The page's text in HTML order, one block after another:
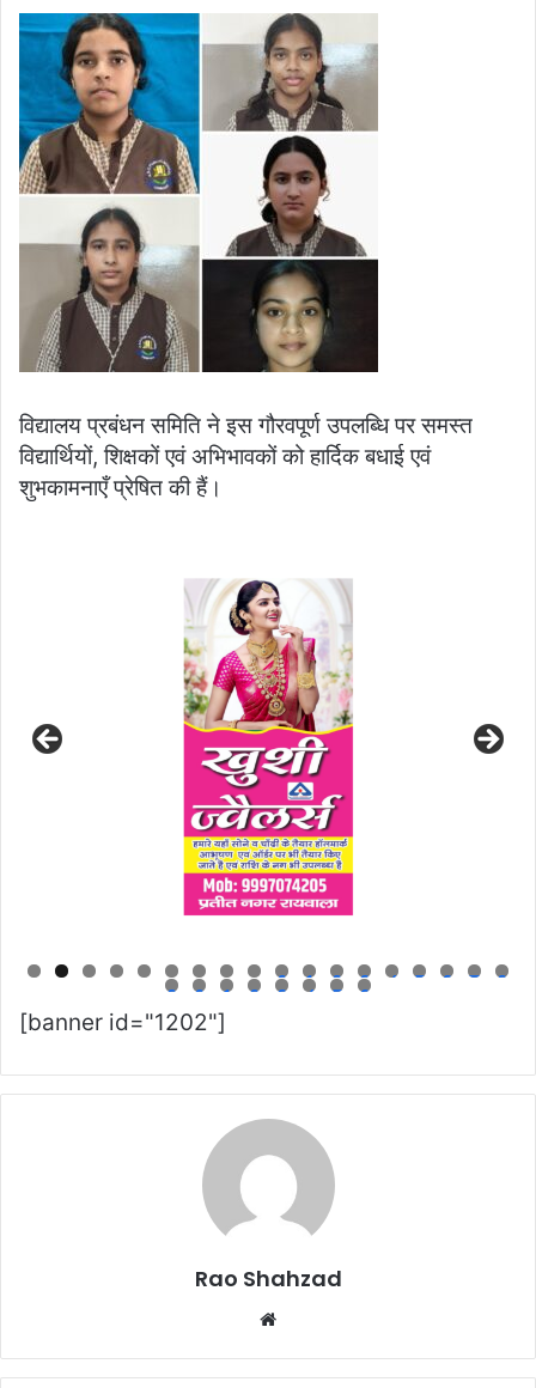
विद्यालय प्रबंधन समिति ने इस गौरवपूर्ण उपलब्धि पर समस्त
विद्यार्थियों, शिक्षकों एवं अभिभावकों को हार्दिक बधाई एवं
शुभकामनाएँ प्रेषित की हैं।
0 1 2 3 4 5 6 7 8
9 0 1 2 3 4 5 6
[banner id="1202"]
Rao Shahzad
Website